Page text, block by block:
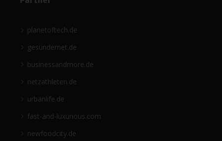
planetoftech.de
gesündernet.de
businessandmore.de
netzathleten.de
urbanlife.de
fast-and-luxurious.com
newfoodcity.de